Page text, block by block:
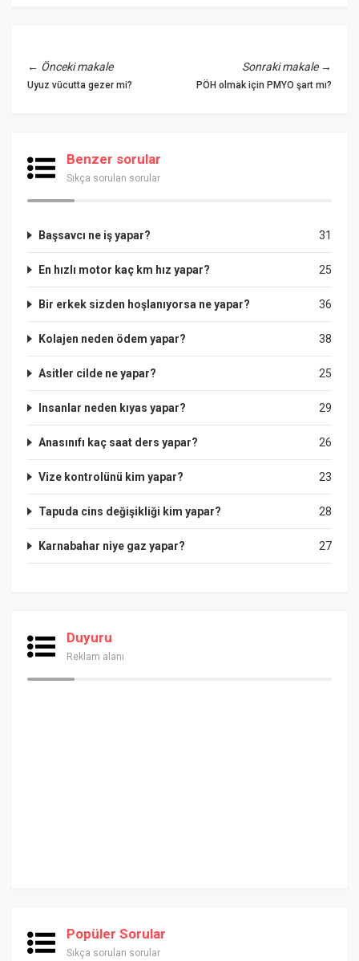
← Önceki makale
Uyuz vücutta gezer mi?
Sonraki makale→
PÖH olmak için PMYO şart mı?
Benzer sorular
Sıkça sorulan sorular
31
Başsavcı ne iş yapar?
25
En hızlı motor kaç km hız yapar?
36
Bir erkek sizden hoşlanıyorsa ne yapar?
38
Kolajen neden ödem yapar?
25
Asitler cilde ne yapar?
29
Insanlar neden kıyas yapar?
26
Anasınıfı kaç saat ders yapar?
23
Vize kontrolünü kim yapar?
28
Tapuda cins değişikliği kim yapar?
27
Karnabahar niye gaz yapar?
Duyuru
Reklam alanı
Popüler Sorular
Sıkça sorulan sorular